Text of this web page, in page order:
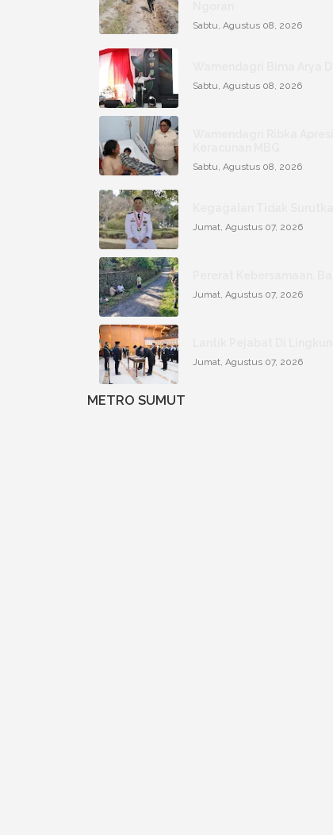
Sabtu, Agustus 08, 2026
Sabtu, Agustus 08, 2026
Sabtu, Agustus 08, 2026
Jumat, Agustus 07, 2026
Jumat, Agustus 07, 2026
Jumat, Agustus 07, 2026
METRO SUMUT